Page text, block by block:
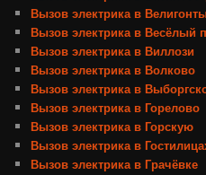
Вызов электрика в
Вызов электрика в Весёлый
Вызов электрика в Виллози
Вызов электрика в Волково
Вызов электрика в
Вызов электрика в Горелово
Вызов электрика в Горскую
Вызов электрика в
Вызов электрика в Грачёвке